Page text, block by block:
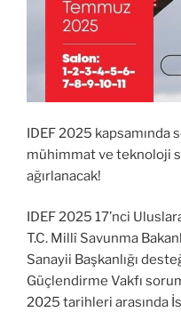
IDEF 2025 kapsamında
mühimmat ve teknoloji
ağırlanacak!
IDEF 2025 17’nci
T.C. Millî Savunma
Sanayii Başkanlığı
Güçlendirme Vakfı
2025 tarihleri arasında